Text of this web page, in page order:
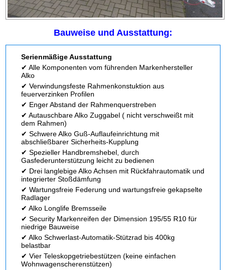
Bauweise und Ausstattung:
Serienmäßige Ausstattung
✔ Alle Komponenten vom führenden Markenhersteller
Alko
✔ Verwindungsfeste Rahmenkonstuktion aus
feuerverzinken Profilen
✔ Enger Abstand der Rahmenquerstreben
✔ Autauschbare Alko Zuggabel ( nicht verschweißt mit
dem Rahmen)
✔ Schwere Alko Guß-Auflaufeinrichtung mit
abschließbarer Sicherheits-Kupplung
✔ Spezieller Handbremshebel, durch
Gasfederunterstützung leicht zu bedienen
✔ Drei langlebige Alko Achsen mit Rückfahrautomatik und
integrierter Stoßdämfung
✔ Wartungsfreie Federung und wartungsfreie gekapselte
Radlager
✔ Alko Longlife Bremsseile
✔ Security Markenreifen der Dimension 195/55 R10 für
niedrige Bauweise
✔ Alko Schwerlast-Automatik-Stützrad bis 400kg
belastbar
✔ Vier Teleskopgetriebestützen (keine einfachen
Wohnwagenscherenstützen)